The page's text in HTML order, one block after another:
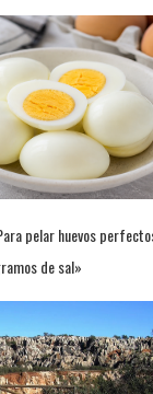
pelar huevos
de sal»